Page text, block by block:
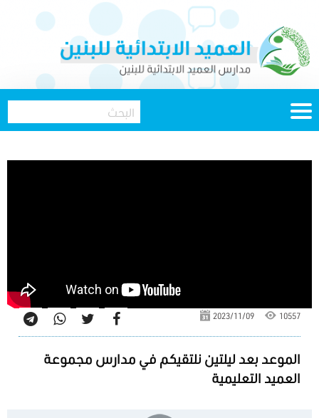
2023/11/09 10557
الموعد بعد ليلتين نلتقيكم في مدارس مجموعة
العميد التعليمية